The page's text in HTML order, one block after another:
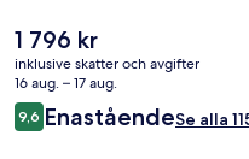
att gå.
Det
nuvarande
priset
är
1 796 kr
1 796 kr
inklusive skatter och avgifter
16 aug. – 17 aug.
Recensioner
9,69,6 av 10,
EnaståendeSe alla